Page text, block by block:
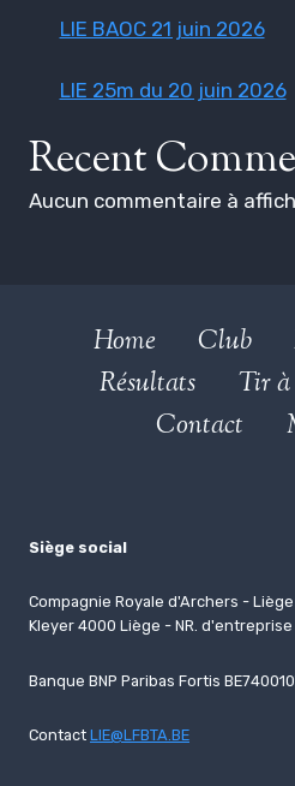
LIE BAOC 21 juin 2026
LIE 25m du 20 juin 2026
Recent
Aucun commentaire à
Home Club
Résultats
Tir à
Contact
Siège social
Compagnie Royale d'Archers -
Kleyer 4000 Liège - NR.
Banque BNP Paribas Fortis
Contact LIE@LFBTA.BE